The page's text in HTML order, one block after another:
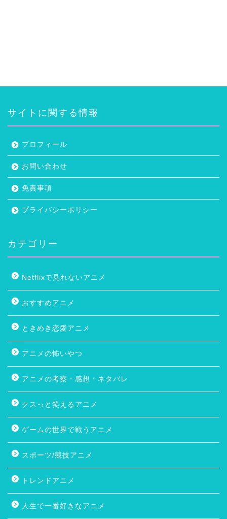
サイトに関する情報
プロフィール
お問い合わせ
免責事項
プライバシーポリシー
カテゴリー
Netflixで見れないアニメ
おすすめアニメ
ときめき恋愛アニメ
アニメの怖いやつ
アニメの考察・感想・ネタバレ
クスっと笑えるアニメ
ゲームの世界で戦うアニメ
スポーツ/競技アニメ
トレンドアニメ
人生で一番好きなアニメ